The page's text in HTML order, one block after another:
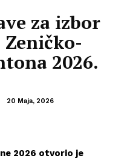
za izbor
2026.
20 Maja, 2026
2026 otvorio je